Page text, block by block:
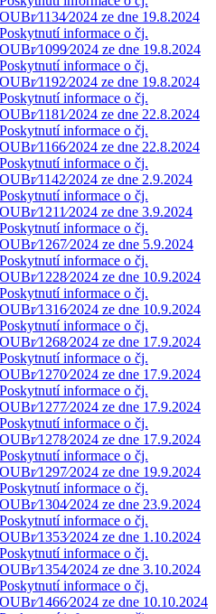
OUBr⁄1134⁄2024 ze dne 19.8.2024
Poskytnutí informace o čj.
OUBr⁄1099⁄2024 ze dne 19.8.2024
Poskytnutí informace o čj.
OUBr⁄1192⁄2024 ze dne 19.8.2024
Poskytnutí informace o čj.
OUBr⁄1181⁄2024 ze dne 22.8.2024
Poskytnutí informace o čj.
OUBr⁄1166⁄2024 ze dne 22.8.2024
Poskytnutí informace o čj.
OUBr⁄1142⁄2024 ze dne 2.9.2024
Poskytnutí informace o čj.
OUBr⁄1211⁄2024 ze dne 3.9.2024
Poskytnutí informace o čj.
OUBr⁄1267⁄2024 ze dne 5.9.2024
Poskytnutí informace o čj.
OUBr⁄1228⁄2024 ze dne 10.9.2024
Poskytnutí informace o čj.
OUBr⁄1316⁄2024 ze dne 10.9.2024
Poskytnutí informace o čj.
OUBr⁄1268⁄2024 ze dne 17.9.2024
Poskytnutí informace o čj.
OUBr⁄1270⁄2024 ze dne 17.9.2024
Poskytnutí informace o čj.
OUBr⁄1277⁄2024 ze dne 17.9.2024
Poskytnutí informace o čj.
OUBr⁄1278⁄2024 ze dne 17.9.2024
Poskytnutí informace o čj.
OUBr⁄1297⁄2024 ze dne 19.9.2024
Poskytnutí informace o čj.
OUBr⁄1304⁄2024 ze dne 23.9.2024
Poskytnutí informace o čj.
OUBr⁄1353⁄2024 ze dne 1.10.2024
Poskytnutí informace o čj.
OUBr⁄1354⁄2024 ze dne 3.10.2024
Poskytnutí informace o čj.
OUBr⁄1466⁄2024 ze dne 10.10.2024